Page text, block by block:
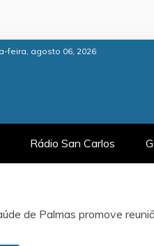
feira, agosto 06, 2026
Rádio San Carlos